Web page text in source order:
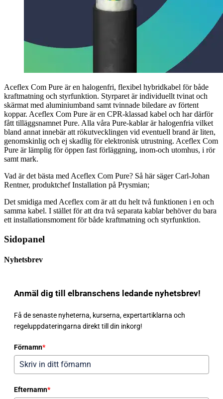
Aceflex Com Pure är en halogenfri, flexibel hybridkabel för både
kraftmatning och styrfunktion. Styrparet är individuellt tvinat och
skärmat med aluminiumband samt tvinnade biledare av förtent
koppar. Aceflex Com Pure är en CPR-klassad kabel och har därför
fått tilläggsnamnet Pure. Alla våra Pure-kablar är halogenfria vilket
bland annat innebär att rökutvecklingen vid eventuell brand är liten,
genomskinlig och ej skadlig för elektronisk utrustning. Aceflex Com
Pure är lämplig för öppen fast förläggning, inom-och utomhus, i rör
samt mark.
Vad är det bästa med Aceflex Com Pure? Så här säger Carl-Johan
Rentner, produktchef Installation på Prysmian;
Det smidiga med Aceflex com är att du helt två funktionen i en och
samma kabel. I stället för att dra två separata kablar behöver du bara
ett installationsmoment för både kraftmatning och styrfunktion.
Sidopanel
Nyhetsbrev
Anmäl dig till elbranschens ledande nyhetsbrev!
Få de senaste nyheterna, kurserna, expertartiklarna och
regeluppdateringarna direkt till din inkorg!
Förnamn*
Efternamn*